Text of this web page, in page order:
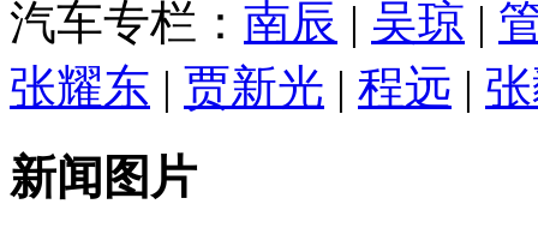
汽车专栏： 南辰 | 吴琼 |
张耀东 | 贾新光 | 程远 |
新闻图片